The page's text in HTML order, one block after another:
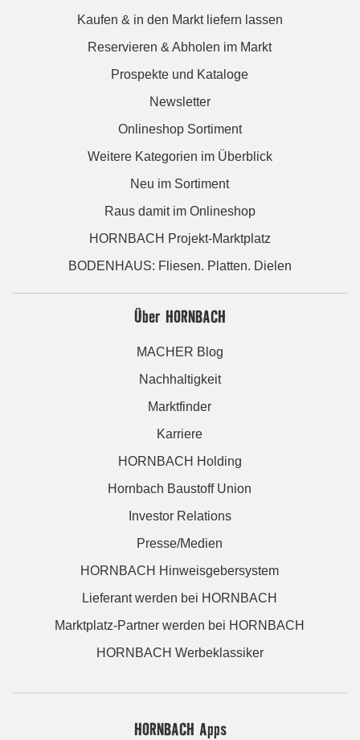
Kaufen & in den Markt liefern lassen
Reservieren & Abholen im Markt
Prospekte und Kataloge
Newsletter
Onlineshop Sortiment
Weitere Kategorien im Überblick
Neu im Sortiment
Raus damit im Onlineshop
HORNBACH Projekt-Marktplatz
BODENHAUS: Fliesen. Platten. Dielen
Über HORNBACH
MACHER Blog
Nachhaltigkeit
Marktfinder
Karriere
HORNBACH Holding
Hornbach Baustoff Union
Investor Relations
Presse/Medien
HORNBACH Hinweisgebersystem
Lieferant werden bei HORNBACH
Marktplatz-Partner werden bei HORNBACH
HORNBACH Werbeklassiker
HORNBACH Apps